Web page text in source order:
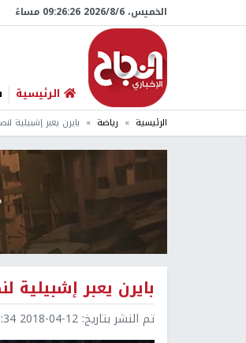
الخميس، 6/‏8/‏2026 09:26:27 مساءً
الرئيسية
الرئيسية رياضة بايرن يعبر إشبيلية
بايرن يعبر إشبيلية
تم النشر بتاريخ: 2018-04-12 09:34